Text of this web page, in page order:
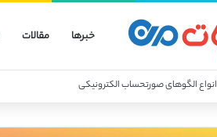
خبرها مقالات
انواع صورتحساب الکترونیکی